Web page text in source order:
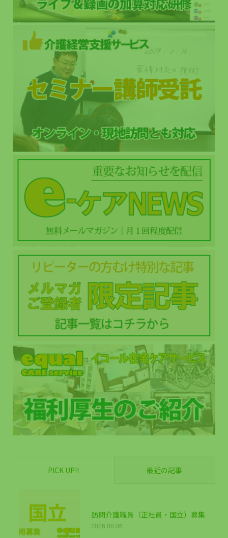
PICK UP!! 最近の記事
訪問介護職員（正社員・国立）募集
2026.08.06